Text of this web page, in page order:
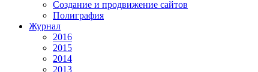
Создание и продвижение сайтов
Полиграфия
Журнал
2016
2015
2014
2013